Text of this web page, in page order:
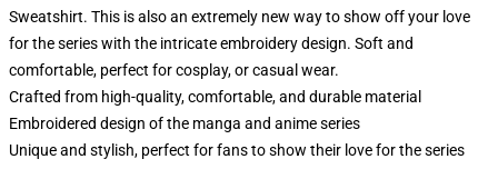
Sweatshirt. This is also an extremely new way to show off your love
for the series with the intricate embroidery design. Soft and
comfortable, perfect for cosplay, or casual wear.
Crafted from high-quality, comfortable, and durable material
Embroidered design of the manga and anime series
Unique and stylish, perfect for fans to show their love for the series